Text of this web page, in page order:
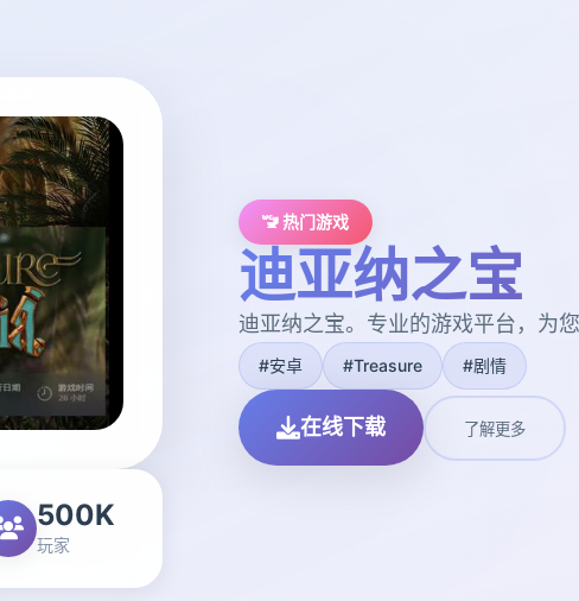
500K
玩家
🚾 热门游戏
迪亚纳之宝
迪亚纳之宝。专业的游戏平台，为
#安卓 #Treasure #剧情
在线下载 了解更多